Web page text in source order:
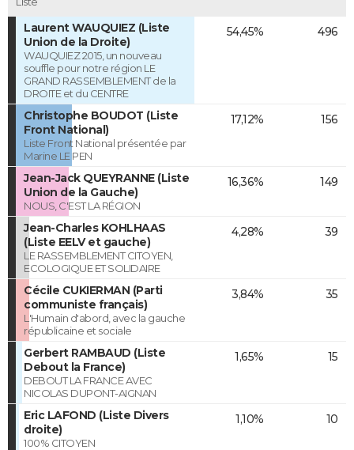
Laurent WAUQUIEZ (Liste
Union de la Droite)
WAUQUIEZ 2015, un nouveau
souffle pour notre région LE
GRAND RASSEMBLEMENT de la
DROITE et du CENTRE
54,45% 496
Christophe BOUDOT (Liste
Front National)
Liste Front National présentée par
Marine LE PEN
17,12% 156
Jean-Jack QUEYRANNE (Liste
Union de la Gauche)
NOUS, C'EST LA RÉGION
16,36% 149
Jean-Charles KOHLHAAS
(Liste EELV et gauche)
LE RASSEMBLEMENT CITOYEN,
ECOLOGIQUE ET SOLIDAIRE
4,28% 39
Cécile CUKIERMAN (Parti
communiste français)
L'Humain d'abord, avec la gauche
républicaine et sociale
3,84% 35
Gerbert RAMBAUD (Liste
Debout la France)
DEBOUT LA FRANCE AVEC
NICOLAS DUPONT-AIGNAN
1,65% 15
Eric LAFOND (Liste Divers
droite)
100% CITOYEN
1,10% 10